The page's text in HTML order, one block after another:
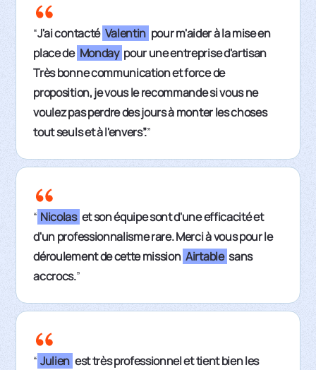
“J'ai contacté Valentin pour m'aider à la mise en
place de Monday pour une entreprise d'artisan
Très bonne communication et force de
proposition, je vous le recommande si vous ne
voulez pas perdre des jours à monter les choses
tout seuls et à l'envers”.”
“ Nicolas et son équipe sont d'une efficacité et
d'un professionnalisme rare. Merci à vous pour le
déroulement de cette mission Airtable sans
accrocs.”
“ Julien est très professionnel et tient bien les